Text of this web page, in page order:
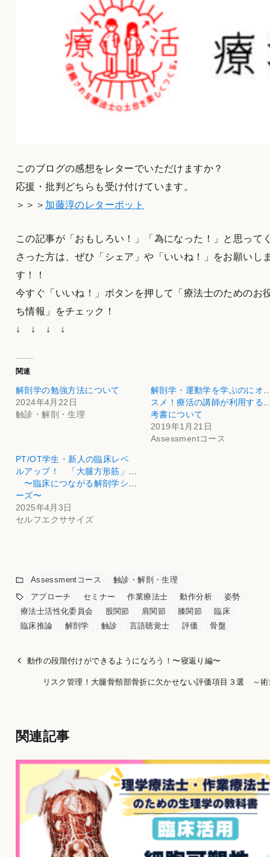
このブログの感想をレターでいただけますか？
応援・批判どちらも受け付けています。
＞＞＞ 加藤淳のレターポット
この記事が「おもしろい！」「為になった！」と思って
さった方は、ぜひ「シェア」や「いいね！」をお願いし
す！！
今すぐ「いいね！」ボタンを押して「療法士のためのお
ち情報」をチェック！
↓ ↓ ↓ ↓
関連
解剖学の勉強方法について
2024年4月22日
触診・解剖・生理
解剖学・運動学を学ぶのにオ
スメ！療活の講師が利用する
考書について
2019年1月21日
Assessmentコース
PT/OT学生・新人の臨床レベ
ルアップ！ 「大腿方形筋」編
〜臨床につながる解剖学シリ
ーズ〜
2025年4月3日
セルフエクササイズ
Assessmentコース
触診・解剖・生理
アプローチ
セミナー 作業療法士 動作分析
姿勢
療法士活性化委員会
股関節 肩関節 膝関節
臨床
臨床推論
解剖学 触診 言語聴覚士 評価 骨盤
動作の段階付けができるようになろう！〜寝返り編〜
リスク管理！大腿骨頸部骨折に欠かせない評価項目３選 ～
関連記事